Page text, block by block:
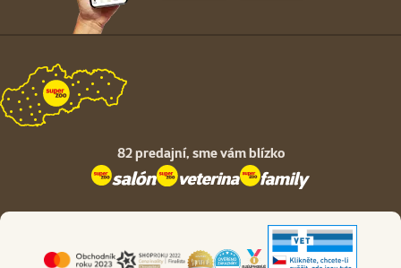
82 predajní, sme vám blízko